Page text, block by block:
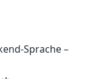
Sprache –